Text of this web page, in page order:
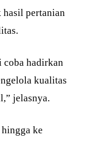
pertanian
coba hadirkan
kualitas
jelasnya.
ke